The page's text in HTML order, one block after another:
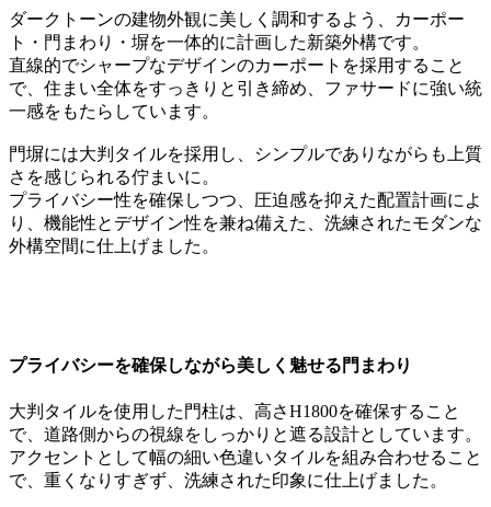
ダークトーンの建物外観に美しく調和するよう、カーポー
ト・門まわり・塀を一体的に計画した新築外構です。
直線的でシャープなデザインのカーポートを採用すること
で、住まい全体をすっきりと引き締め、ファサードに強い統
一感をもたらしています。
門塀には大判タイルを採用し、シンプルでありながらも上質
さを感じられる佇まいに。
プライバシー性を確保しつつ、圧迫感を抑えた配置計画によ
り、機能性とデザイン性を兼ね備えた、洗練されたモダンな
外構空間に仕上げました。
プライバシーを確保しながら美しく魅せる門まわり
大判タイルを使用した門柱は、高さH1800を確保すること
で、道路側からの視線をしっかりと遮る設計としています。
アクセントとして幅の細い色違いタイルを組み合わせること
で、重くなりすぎず、洗練された印象に仕上げました。